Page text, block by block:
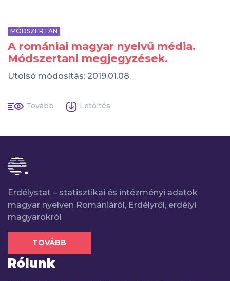
MÓDSZERTAN
A romániai magyar nyelvű média.
Módszertani megjegyzések.
Utolsó módosítás: 2019.01.08.
Tovább Letöltés
Erdélystat – statisztikai és intézményi adatok
magyar nyelven Romániáról, Erdélyről, erdélyi
magyarokról
TOVÁBB
Rólunk